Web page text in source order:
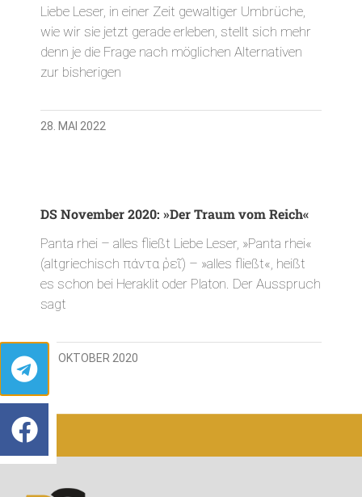
Liebe Leser, in einer Zeit gewaltiger Umbrüche,
wie wir sie jetzt gerade erleben, stellt sich mehr
denn je die Frage nach möglichen Alternativen
zur bisherigen
28. MAI 2022
DS November 2020: »Der Traum vom Reich«
Panta rhei – alles fließt Liebe Leser, »Panta rhei«
(altgriechisch πάντα ῥεῖ) – »alles fließt«, heißt
es schon bei Heraklit oder Platon. Der Ausspruch
sagt
30. OKTOBER 2020